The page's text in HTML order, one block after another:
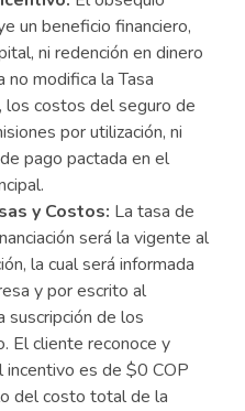
un beneficio financiero,
ni redención en dinero
modifica la Tasa
los costos del seguro de
por utilización, ni
pago pactada en el
y Costos: La tasa de
será la vigente al
la cual será informada
y por escrito al
suscripción de los
El cliente reconoce y
es de $0 COP
del costo total de la